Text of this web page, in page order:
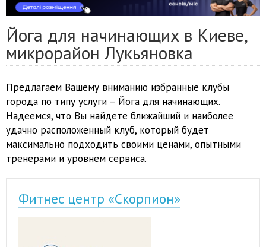
Йога для начинающих в Киеве,
микрорайон Лукьяновка
Предлагаем Вашему вниманию избранные клубы
города по типу услуги – Йога для начинающих.
Надеемся, что Вы найдете ближайший и наиболее
удачно расположенный клуб, который будет
максимально подходить своими ценами, опытными
тренерами и уровнем сервиса.
Фитнес центр «Скорпион»